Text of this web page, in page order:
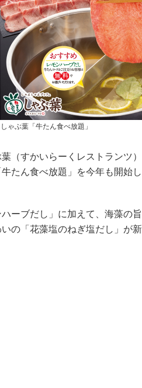
しゃぶ葉「牛たん食べ放題」
（すかいらーくレストランツ
たん食べ放題」を今年も開始
ハーブだし」に加えて、海藻の
いの「花藻塩のねぎ塩だし」が